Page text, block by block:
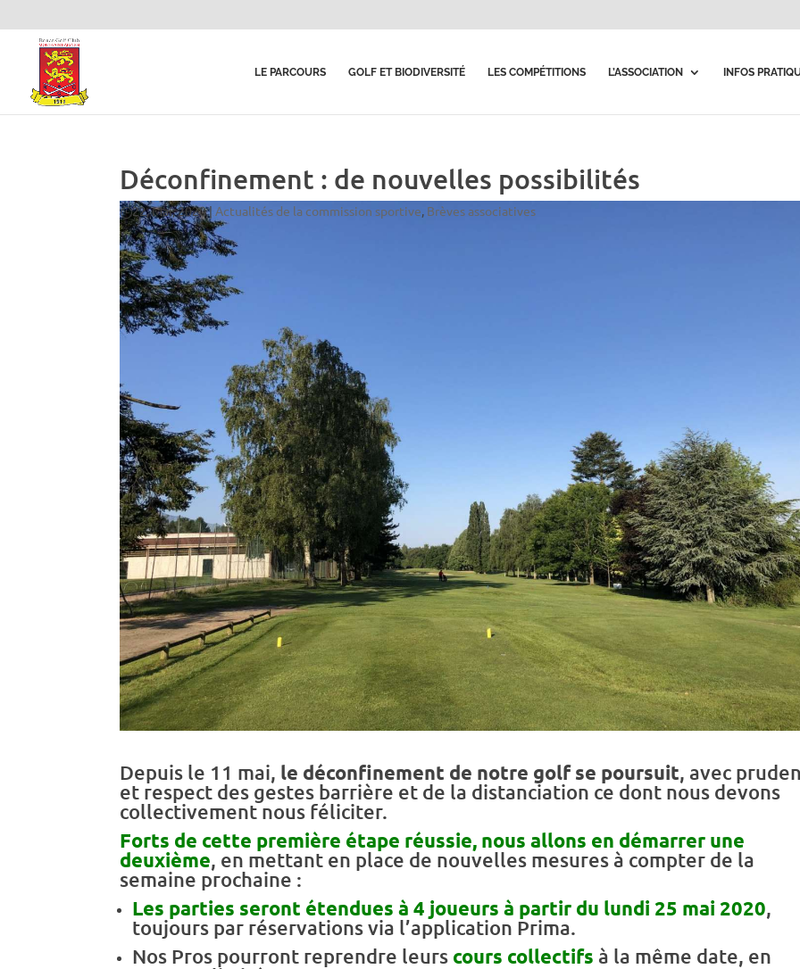
LE PARCOURS GOLF ET BIODIVERSITÉ LES COMPÉTITIONS L’ASSOCIATION INFOS
Déconfinement : de nouvelles possibilités
22, Mai, 2020|Actualités de la commission sportive, Brèves associatives
Depuis le 11 mai, le déconfinement de notre golf se poursuit, avec
et respect des gestes barrière et de la distanciation ce dont nous devons
collectivement nous féliciter.
Forts de cette première étape réussie, nous allons en démarrer une
deuxième, en mettant en place de nouvelles mesures à compter de la
semaine prochaine :
Les parties seront étendues à 4 joueurs à partir du lundi 25 mai 2020,
toujours par réservations via l’application Prima.
Nos Pros pourront reprendre leurs cours collectifs à la même date, en